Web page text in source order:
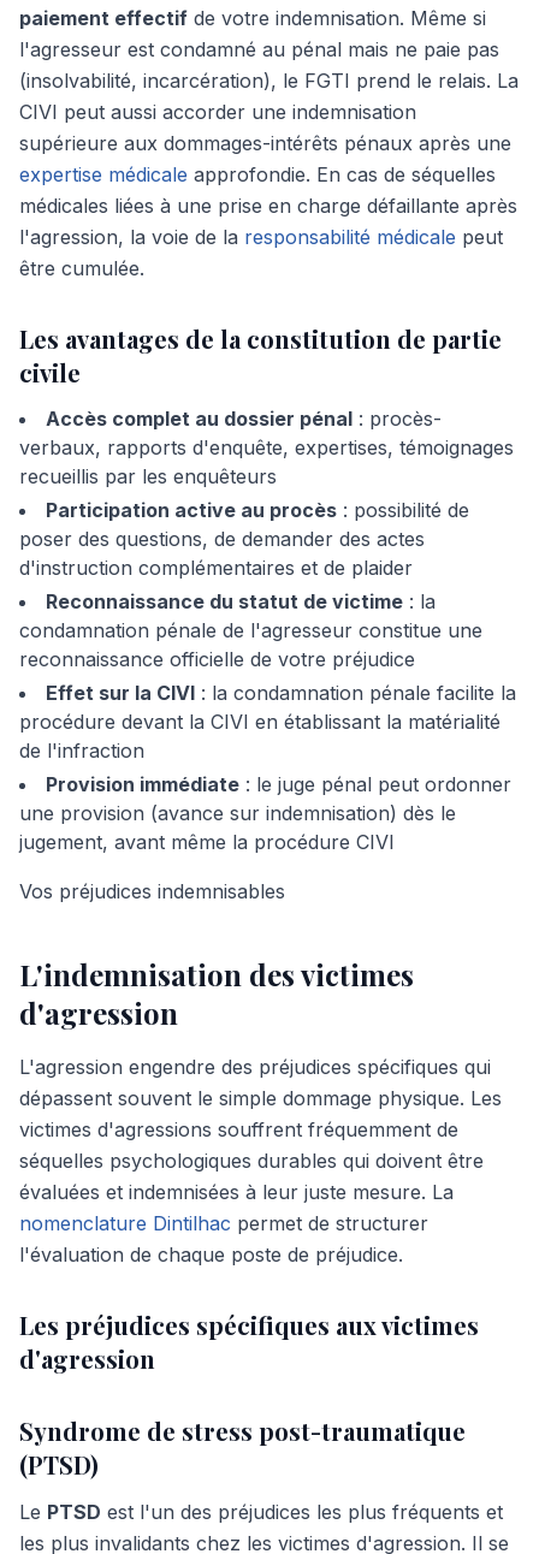
paiement effectif de votre indemnisation. Même si
l'agresseur est condamné au pénal mais ne paie pas
(insolvabilité, incarcération), le FGTI prend le relais. La
CIVI peut aussi accorder une indemnisation
supérieure aux dommages-intérêts pénaux après une
expertise médicale approfondie. En cas de séquelles
médicales liées à une prise en charge défaillante après
l'agression, la voie de la responsabilité médicale peut
être cumulée.
Les avantages de la constitution de partie
civile
Accès complet au dossier pénal : procès-
verbaux, rapports d'enquête, expertises, témoignages
recueillis par les enquêteurs
Participation active au procès : possibilité de
poser des questions, de demander des actes
d'instruction complémentaires et de plaider
Reconnaissance du statut de victime : la
condamnation pénale de l'agresseur constitue une
reconnaissance officielle de votre préjudice
Effet sur la CIVI : la condamnation pénale facilite la
procédure devant la CIVI en établissant la matérialité
de l'infraction
Provision immédiate : le juge pénal peut ordonner
une provision (avance sur indemnisation) dès le
jugement, avant même la procédure CIVI
Vos préjudices indemnisables
L'indemnisation des victimes
d'agression
L'agression engendre des préjudices spécifiques qui
dépassent souvent le simple dommage physique. Les
victimes d'agressions souffrent fréquemment de
séquelles psychologiques durables qui doivent être
évaluées et indemnisées à leur juste mesure. La
nomenclature Dintilhac permet de structurer
l'évaluation de chaque poste de préjudice.
Les préjudices spécifiques aux victimes
d'agression
Syndrome de stress post-traumatique
(PTSD)
Le PTSD est l'un des préjudices les plus fréquents et
les plus invalidants chez les victimes d'agression. Il se